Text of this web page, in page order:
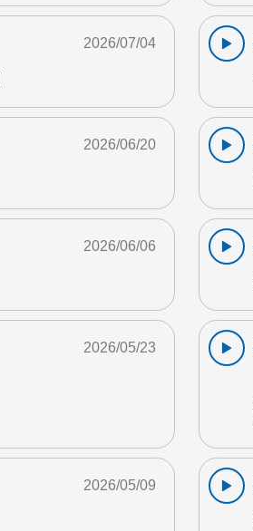
2026/07/04
2026/06/20
2026/06/06
2026/05/23
2026/05/09